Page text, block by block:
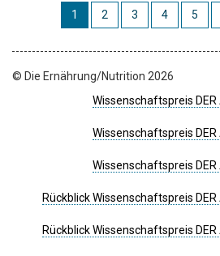
1 2 3 4 5
© Die Ernährung/Nutrition 2026
Wissenschaftspreis DER
Wissenschaftspreis DER
Wissenschaftspreis DER
Rückblick Wissenschaftspreis DER
Rückblick Wissenschaftspreis DER